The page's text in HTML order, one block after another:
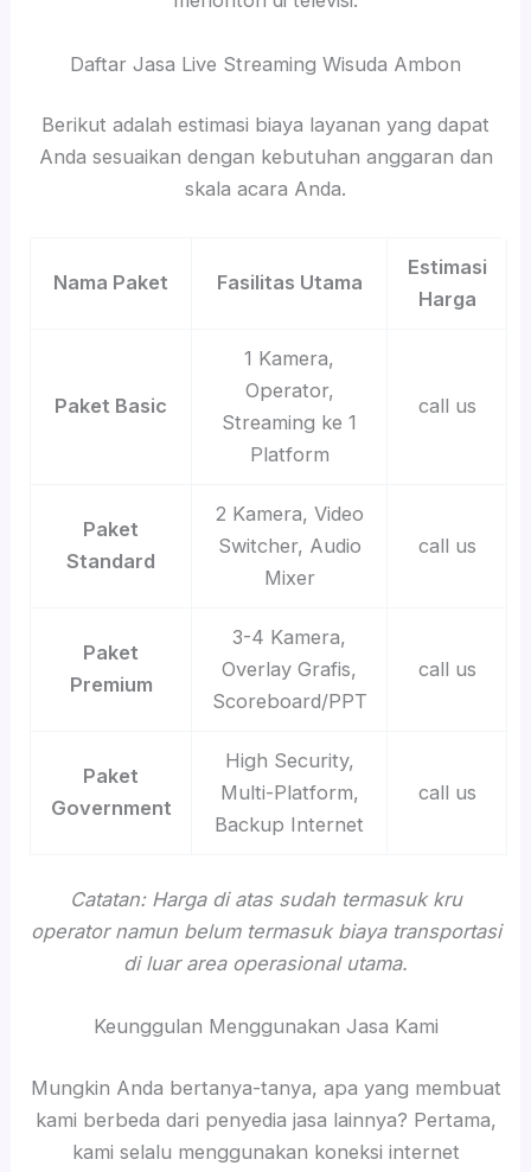
Daftar Jasa Live Streaming Wisuda Ambon
Berikut adalah estimasi biaya layanan yang dapat
Anda sesuaikan dengan kebutuhan anggaran dan
skala acara Anda.
Nama Paket Fasilitas Utama
Estimasi
Harga
Paket Basic
1 Kamera,
Operator,
Streaming ke 1
Platform
call us
Paket
Standard
2 Kamera, Video
Switcher, Audio
Mixer
call us
Paket
Premium
3-4 Kamera,
Overlay Grafis,
Scoreboard/PPT
call us
Paket
Government
High Security,
Multi-Platform,
Backup Internet
call us
Catatan: Harga di atas sudah termasuk kru
operator namun belum termasuk biaya transportasi
di luar area operasional utama.
Keunggulan Menggunakan Jasa Kami
Mungkin Anda bertanya-tanya, apa yang membuat
kami berbeda dari penyedia jasa lainnya? Pertama,
kami selalu menggunakan koneksi internet